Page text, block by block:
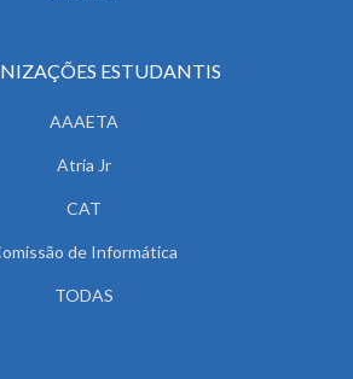
ESTUDANTIS
AAAETA
Atria Jr
CAT
de Informática
TODAS